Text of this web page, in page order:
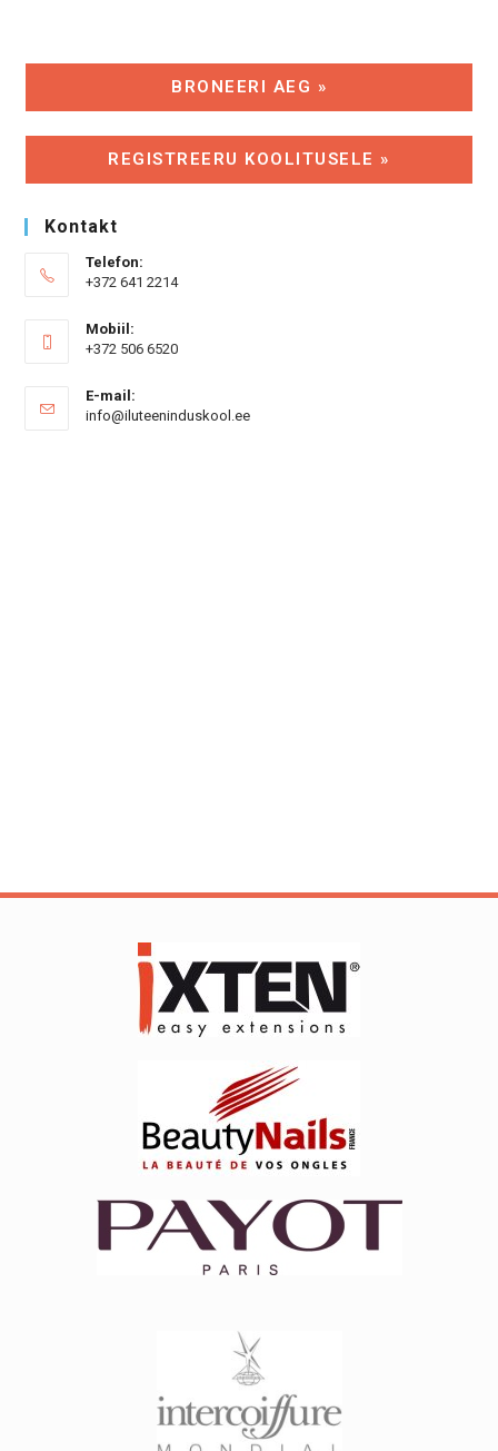
BRONEERI AEG »
REGISTREERU KOOLITUSELE »
Kontakt
Telefon:
+372 641 2214
Mobiil:
+372 506 6520
E-mail:
info@iluteeninduskool.eeOpens